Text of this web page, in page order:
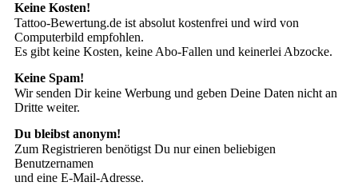
Keine Kosten!
Tattoo-Bewertung.de ist absolut kostenfrei und wird von
Computerbild empfohlen.
Es gibt keine Kosten, keine Abo-Fallen und keinerlei Abzocke.
Keine Spam!
Wir senden Dir keine Werbung und geben Deine Daten nicht an
Dritte weiter.
Du bleibst anonym!
Zum Registrieren benötigst Du nur einen beliebigen
Benutzernamen
und eine E-Mail-Adresse.